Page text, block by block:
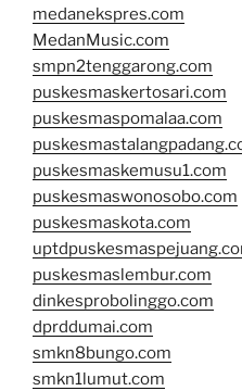
medanekspres.com
MedanMusic.com
smpn2tenggarong.com
puskesmaskertosari.com
puskesmaspomalaa.com
puskesmaskemusu1.com
puskesmaswonosobo.com
puskesmaskota.com
puskesmaslembur.com
dinkesprobolinggo.com
dprddumai.com
smkn8bungo.com
smkn1lumut.com